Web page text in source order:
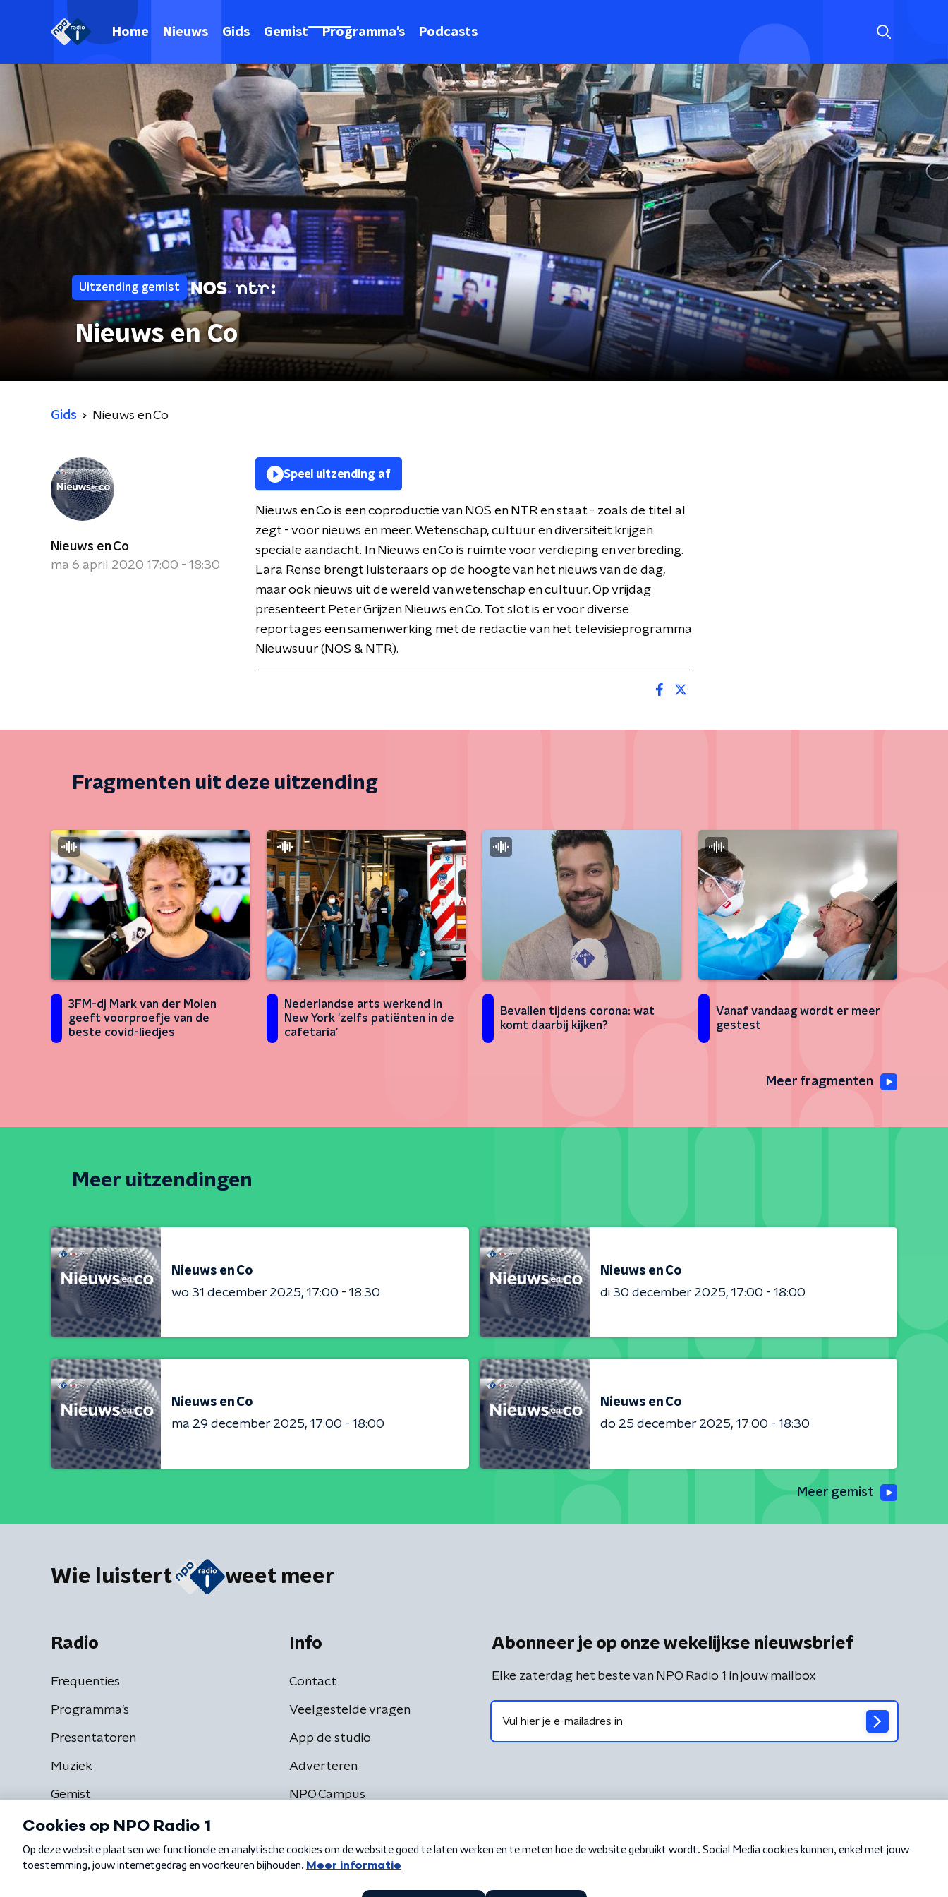
Home Nieuws Gids Gemist Programma's Podcasts
Uitzending gemist
Nieuws en Co
Gids Nieuws en Co
Nieuws en Co
ma 6 april 2020 17:00 - 18:30
Speel uitzending af
Nieuws en Co is een coproductie van NOS en NTR en staat - zoals de titel al
zegt - voor nieuws en meer. Wetenschap, cultuur en diversiteit krijgen
speciale aandacht. In Nieuws en Co is ruimte voor verdieping en verbreding.
Lara Rense brengt luisteraars op de hoogte van het nieuws van de dag,
maar ook nieuws uit de wereld van wetenschap en cultuur. Op vrijdag
presenteert Peter Grijzen Nieuws en Co. Tot slot is er voor diverse
reportages een samenwerking met de redactie van het televisieprogramma
Nieuwsuur (NOS & NTR).
Fragmenten uit deze uitzending
3FM-dj Mark van der Molen
geeft voorproefje van de
beste covid-liedjes
Nederlandse arts werkend in
New York 'zelfs patiënten in de
cafetaria'
Bevallen tijdens corona: wat
komt daarbij kijken?
Vanaf vandaag wordt er meer
gestest
Meer fragmenten
Meer uitzendingen
Nieuws en Co
wo 31 december 2025 17:00 - 18:30
Nieuws en Co
di 30 december 2025 17:00 - 18:00
Nieuws en Co
ma 29 december 2025 17:00 - 18:00
Nieuws en Co
do 25 december 2025 17:00 - 18:30
Meer gemist
Wie luistert weet meer
Radio
Frequenties
Programma's
Presentatoren
Muziek
Gemist
Info
Contact
Veelgestelde vragen
App de studio
Adverteren
NPO Campus
Abonneer je op onze wekelijkse nieuwsbrief
Elke zaterdag het beste van NPO Radio 1 in jouw mailbox
Algemene voorwaarden Privacybeleid